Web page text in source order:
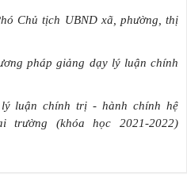
Chủ tịch UBND xã, phường, thị
pháp giảng dạy lý luận chính
luận chính trị - hành chính hệ
trường (khóa học 2021-2022)